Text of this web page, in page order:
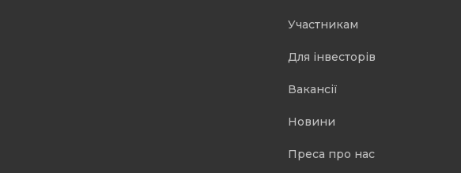
Участникам
Для інвесторів
Вакансії
Новини
Преса про нас